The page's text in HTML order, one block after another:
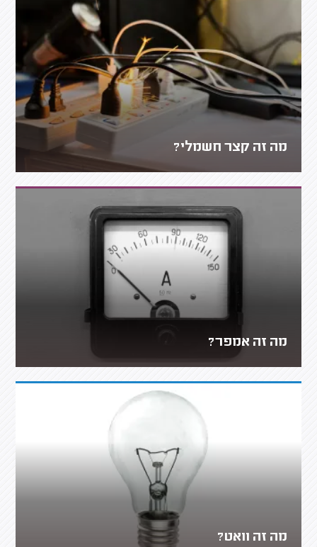
מה זה קצר חשמלי?
מה זה אמפר?
מה זה וואט?